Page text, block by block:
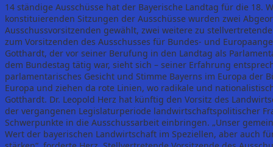
14 ständige Ausschüsse hat der Bayerische Landtag für die 18.
konstituierenden Sitzungen der Ausschüsse wurden zwei
Ausschussvorsitzenden gewählt, zwei weitere zu
zum Vorsitzenden des Ausschusses für Bundes- und
Gotthardt, der vor seiner Berufung in den Landtag als
dem Bundestag tätig war, sieht sich – seiner Erfahrung
parlamentarisches Gesicht und Stimme Bayerns im Europa der
Europa und ziehen da rote Linien, wo radikale und
Gotthardt. Dr. Leopold Herz hat künftig den Vorsitz des
der vergangenen Legislaturperiode landwirtschaftspolitischer
Schwerpunkte in die Ausschussarbeit einbringen. „Unser
Wert der bayerischen Landwirtschaft im Speziellen, aber auch